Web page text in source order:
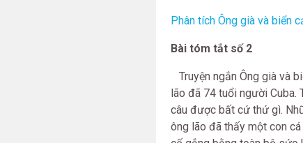
Phân tích Ông già và biển
Bài tóm tắt số 2
Truyện ngắn Ông già và
lão đã 74 tuổi người Cuba.
câu được bất cứ thứ gì.
ông lão đã thấy một con